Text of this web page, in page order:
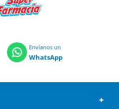
Envíanos un
WhatsApp